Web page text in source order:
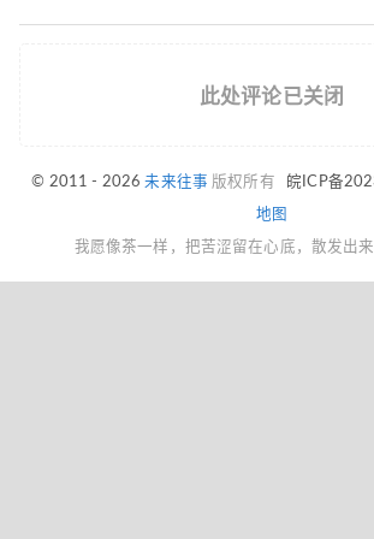
此处评论已关闭
© 2011 - 2026未来往事 版权所有 皖ICP备
地图
我愿像茶一样，把苦涩留在心底，散发出来